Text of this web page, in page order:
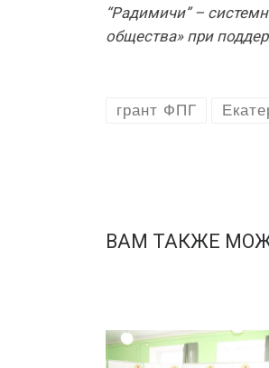
“Радимичи” –
общества» при
грант ФПГ
ВАМ ТАКЖЕ